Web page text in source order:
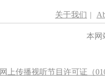
关于我们 |
本网
网上传播视听节目许可证（